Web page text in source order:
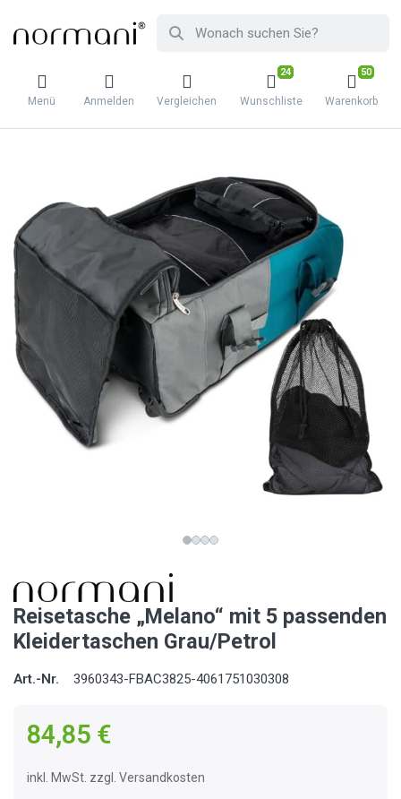
Menü Anmelden Vergleichen
24
Wunschliste
50
Warenkorb
Reisetasche „Melano“ mit 5 passenden
Kleidertaschen Grau/Petrol
Art.-Nr. 3960343-FBAC3825-4061751030308
84,85 €
inkl. MwSt. zzgl. Versandkosten